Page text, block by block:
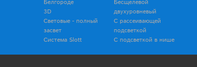
Белгороде
3D
Световые - полный
засвет
Система Slott
Бесщелевой
двухуровневый
С рассеивающей
подсветкой
С подсветкой в нише